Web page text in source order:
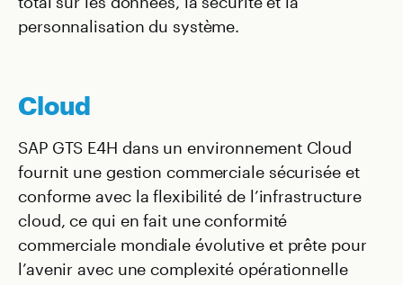
personnalisation du système.
Cloud
SAP GTS E4H dans un environnement Cloud
fournit une gestion commerciale sécurisée et
conforme avec la flexibilité de l’infrastructure
cloud, ce qui en fait une conformité
commerciale mondiale évolutive et prête pour
l’avenir avec une complexité opérationnelle